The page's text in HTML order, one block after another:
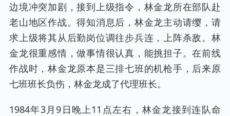
边境冲突加剧，接到上级指令，林金龙所在部队赴
老山地区作战。得知消息后，林金龙主动请缨，请
求上级将其从后勤岗位调往步兵连，上阵杀敌。林
金龙很重感情，做事情很认真，能挑担子。在前线
作战时，林金龙原本是三排七班的机枪手，后来原
七班班长负伤，林金龙成了代理班长。
1984年3月9日晚上11点左右，林金龙接到连队命